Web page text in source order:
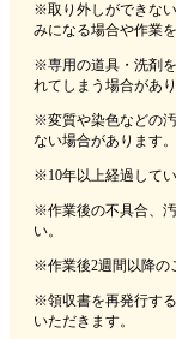
※取り外しができな
みになる場合や作業
※専用の道具・洗剤
れてしまう場合があり
※変質や染色などの
ない場合があります。
※10年以上経過して
※作業後の不具合、
い。
※作業後2週間以降の
※領収書を再発行す
いただきます。